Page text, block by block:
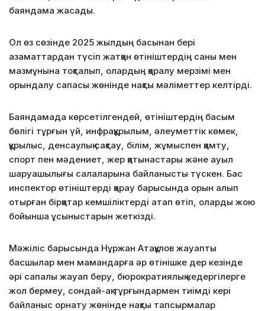
баяндама жасады.
Ол өз сөзінде 2025 жылдың басынан бері
азаматтардан түсіп жатқан өтініштердің саны мен
мазмұнына тоқталып, олардың қаралу мерзімі мен
орындалу сапасы жөнінде нақты мәліметтер келтірді.
Баяндамада көрсетілгендей, өтініштердің басым
бөлігі тұрғын үй, инфрақұрылым, әлеуметтік көмек,
құрылыс, денсаулық сақтау, білім, жұмыспен қамту,
спорт пен мәдениет, жер қатынастары және ауыл
шаруашылығы салаларына байланысты түскен. Бас
инспектор өтініштерді қарау барысында орын алып
отырған бірқатар кемшіліктерді атап өтіп, оларды жою
бойынша ұсыныстарын жеткізді.
Мәжіліс барысында Нұржан Атақұлов жауапты
басшылар мен мамандарға әр өтінішке дер кезінде
әрі сапалы жауап беру, бюрократиялық кедергілерге
жол бермеу, сондай-ақ тұрғындармен тиімді кері
байланыс орнату жөнінде нақты тапсырмалар